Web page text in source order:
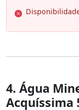
4. Água
Acquíssima